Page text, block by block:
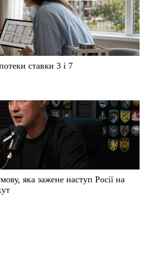
ставки 3 і 7
яка зажене наступ Росії на